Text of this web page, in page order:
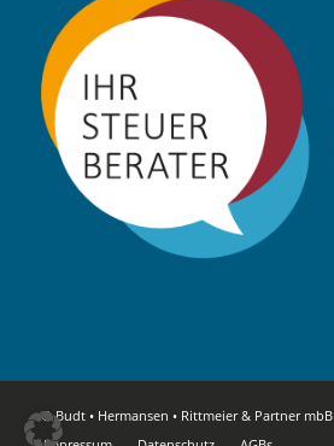
© Budt • Hermansen • Rittmeier & Partner mbB